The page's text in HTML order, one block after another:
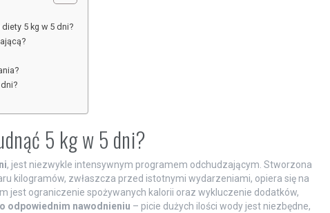
5 kg w 5 dni?
5 kg w 5 dni?
, jest niezwykle intensywnym programem odchudzającym. Stworzona
kilogramów, zwłaszcza przed istotnymi wydarzeniami, opiera się na
jest ograniczenie spożywanych kalorii oraz wykluczenie dodatków,
odpowiednim nawodnieniu – picie dużych ilości wody jest niezbędne,